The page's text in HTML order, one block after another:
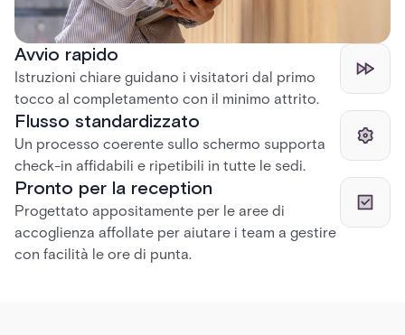
Avvio rapido
Istruzioni chiare guidano i visitatori dal primo
tocco al completamento con il minimo attrito.
Flusso standardizzato
Un processo coerente sullo schermo supporta
check-in affidabili e ripetibili in tutte le sedi.
Pronto per la reception
Progettato appositamente per le aree di
accoglienza affollate per aiutare i team a gestire
con facilità le ore di punta.